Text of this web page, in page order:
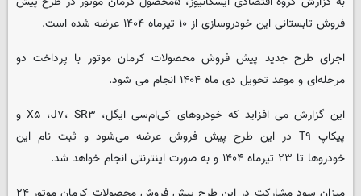
فروش تابستانی این خودروسازی از ۱۰ تیرماه ۱۴۰۴ عرضه شده است.
اجرای طرح جدید پیش فروش محصولات کرمان موتور با پرداخت دو
مرحله‌ای و موعد تحویل دی ماه ۱۴۰۴ انجام می شود.
این گزارش می افزاید که خودروهای کی‌ام‌سی ایگل، X۵ ،J۷، SR۳ و
پیکاپ T۹ در این طرح پیش فروش عرضه می‌شود و ثبت نام این
خودروها تا ۲۳ تیرماه ۱۴۰۴ و به صورت اینترنتی انجام خواهد شد.